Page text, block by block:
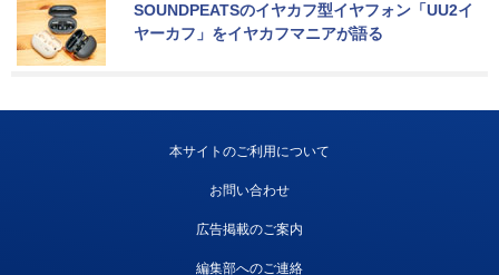
SOUNDPEATSのイヤカフ型イヤフォン「UU2イ
ヤーカフ」をイヤカフマニアが語る
本サイトのご利用について
お問い合わせ
広告掲載のご案内
編集部へのご連絡